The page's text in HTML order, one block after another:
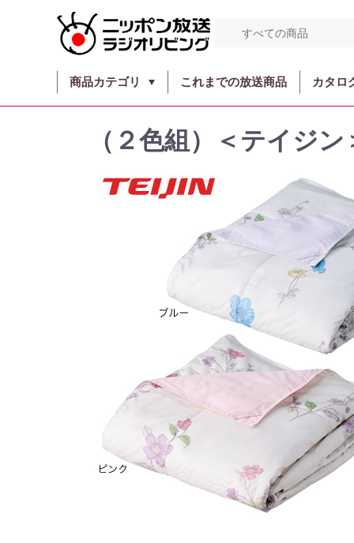
商品カテゴリ これまでの放送商品 カタロ
（２色組）＜テイジ